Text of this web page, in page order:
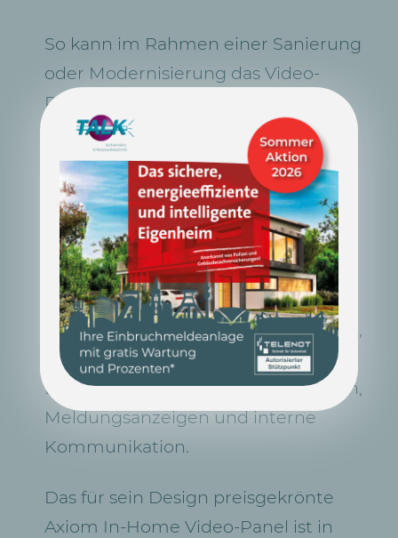
So kann im Rahmen einer Sanierung
oder Modernisierung das Video-
Panel ganz einfach auf einer
bestehenden Einfachdose montiert
werden: anschrauben, verdrahten,
aufrasten. Fertig.
Das Siedle Axiom wird über einen
anwenderfreundlichen 7 Zoll
Touchscreen bedient. Es bietet die
Funktionen Rufen, Sprechen, Sehen,
Türöffnen, Licht,
Etagenruf-/Schalt-/Steuerfunktionen,
Meldungsanzeigen und interne
Kommunikation.
Das für sein Design preisgekrönte
Axiom In-Home Video-Panel ist in